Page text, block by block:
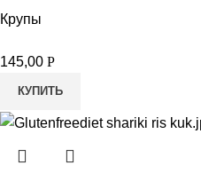
Крупы
145,00 Р
КУПИТЬ